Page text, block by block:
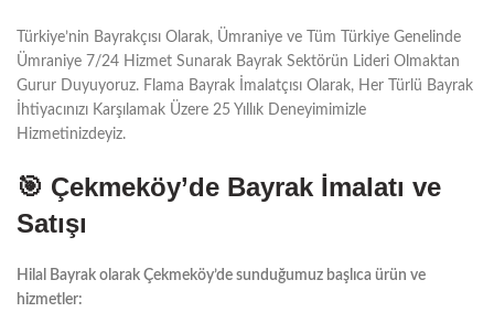
Türkiye’nin Bayrakçısı Olarak, Ümraniye ve Tüm Türkiye Genelinde
Ümraniye 7/24 Hizmet Sunarak Bayrak Sektörün Lideri Olmaktan
Gurur Duyuyoruz. Flama Bayrak İmalatçısı Olarak, Her Türlü Bayrak
İhtiyacınızı Karşılamak Üzere 25 Yıllık Deneyimimizle
Hizmetinizdeyiz.
🎯 Çekmeköy’de Bayrak İmalatı ve
Satışı
Hilal Bayrak olarak Çekmeköy’de sunduğumuz başlıca ürün ve
hizmetler: